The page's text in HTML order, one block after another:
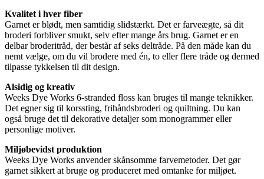
Kvalitet i hver fiber
Garnet er blødt, men samtidig slidstærkt. Det er farveægte, så dit
broderi forbliver smukt, selv efter mange års brug. Garnet er en
delbar broderitråd, der består af seks deltråde. På den måde kan du
nemt vælge, om du vil brodere med én, to eller flere tråde og dermed
tilpasse tykkelsen til dit design.
Alsidig og kreativ
Weeks Dye Works 6-stranded floss kan bruges til mange teknikker.
Det egner sig til korssting, frihåndsbroderi og quiltning. Du kan
også bruge det til dekorative detaljer som monogrammer eller
personlige motiver.
Miljøbevidst produktion
Weeks Dye Works anvender skånsomme farvemetoder. Det gør
garnet sikkert at bruge og produceret med omtanke for miljøet.